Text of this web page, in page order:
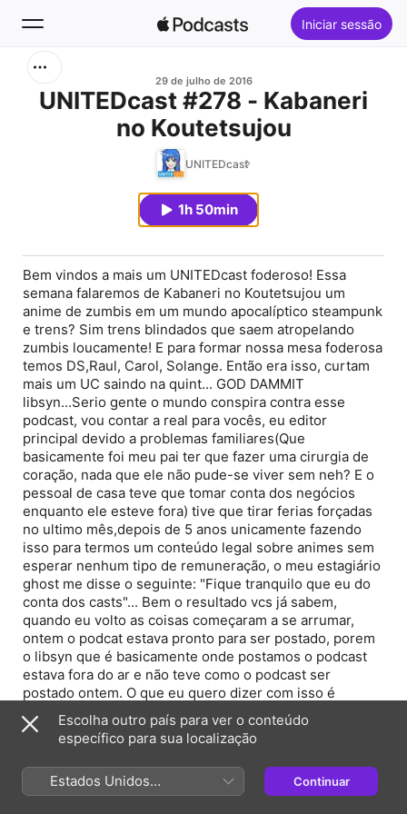
Iniciar sessão
29 de julho de 2016
UNITEDcast #278 - Kabaneri
no Koutetsujou
UNITEDcast
1h 50min
Bem vindos a mais um UNITEDcast foderoso! Essa
semana falaremos de Kabaneri no Koutetsujou um
anime de zumbis em um mundo apocalíptico steampunk
e trens? Sim trens blindados que saem atropelando
zumbis loucamente! E para formar nossa mesa foderosa
temos DS,Raul, Carol, Solange. Então era isso, curtam
mais um UC saindo na quint... GOD DAMMIT
libsyn...Serio gente o mundo conspira contra esse
podcast, vou contar a real para vocês, eu editor
principal devido a problemas familiares(Que
basicamente foi meu pai ter que fazer uma cirurgia de
coração, nada que ele não pude-se viver sem neh? E o
pessoal de casa teve que tomar conta dos negócios
enquanto ele esteve fora) tive que tirar ferias forçadas
no ultimo mês,depois de 5 anos unicamente fazendo
isso para termos um conteúdo legal sobre animes sem
esperar nenhum tipo de remuneração, o meu estagiário
ghost me disse o seguinte: "Fique tranquilo que eu do
conta dos casts"... Bem o resultado vcs já sabem,
quando eu volto as coisas começaram a se arrumar,
ontem o podcat estava pronto para ser postado, porem
o libsyn que é basicamente onde postamos o podcast
estava fora do ar e não teve como o podcast ser
postado ontem. O que eu quero dizer com isso é
desculpa por todos esses atrasos e eu voltei.
Agradeço a compreensão de todos.
-Mande seu Recado:
Email: contato@unitedcast.com.br
Escolha outro país para ver o conteúdo
específico para sua localização
Estados Unidos
(Português Brasil)
Continuar